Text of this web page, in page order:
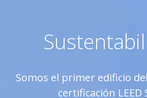
Somos el primer edificio
certificación LEED